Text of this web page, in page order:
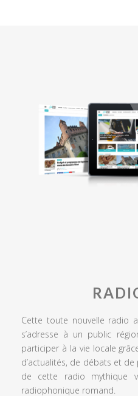
Cette toute nouvelle radio
s’adresse à un public
participer à la vie locale
d’actualités, de débats et
de cette radio mythique
radiophonique romand.